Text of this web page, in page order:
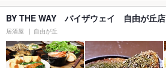
BY THE WAY バイザウェイ 自由が丘店
居酒屋 自由が丘